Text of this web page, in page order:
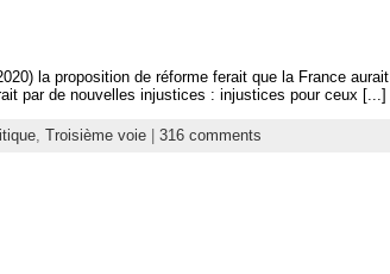
la proposition de réforme ferait que la France aurait
par de nouvelles injustices : injustices pour ceux [...]
, Troisième voie| 316 comments